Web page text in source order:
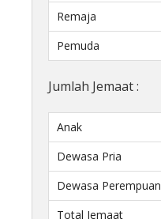
Remaja
Pemuda
Jumlah Jemaat :
Anak
Dewasa Pria
Dewasa Perempuan
Total Jemaat